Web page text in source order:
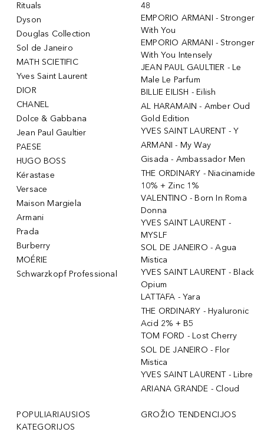
Rituals
Dyson
Douglas Collection
Sol de Janeiro
MATH SCIETIFIC
Yves Saint Laurent
DIOR
CHANEL
Dolce & Gabbana
Jean Paul Gaultier
PAESE
HUGO BOSS
Kérastase
Versace
Maison Margiela
Armani
Prada
Burberry
MOÉRIE
Schwarzkopf Professional
48
EMPORIO ARMANI - Stronger
With You
EMPORIO ARMANI - Stronger
With You Intensely
JEAN PAUL GAULTIER - Le
Male Le Parfum
BILLIE EILISH - Eilish
AL HARAMAIN - Amber Oud
Gold Edition
YVES SAINT LAURENT - Y
ARMANI - My Way
Gisada - Ambassador Men
THE ORDINARY - Niacinamide
10% + Zinc 1%
VALENTINO - Born In Roma
Donna
YVES SAINT LAURENT -
MYSLF
SOL DE JANEIRO - Agua
Mistica
YVES SAINT LAURENT - Black
Opium
LATTAFA - Yara
THE ORDINARY - Hyaluronic
Acid 2% + B5
TOM FORD - Lost Cherry
SOL DE JANEIRO - Flor
Mistica
YVES SAINT LAURENT - Libre
ARIANA GRANDE - Cloud
POPULIARIAUSIOS
KATEGORIJOS
GROŽIO TENDENCIJOS